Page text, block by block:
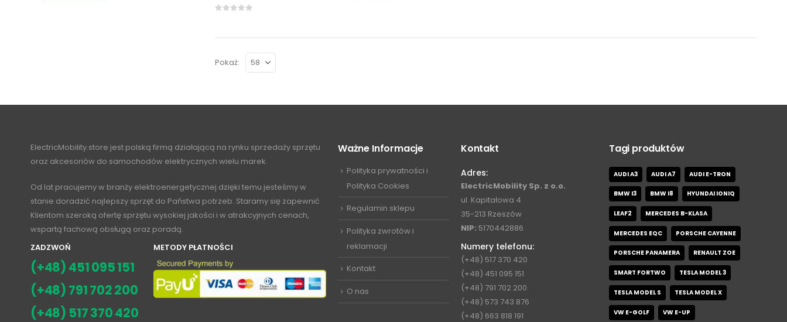
Pokaż:
ElectricMobility.store jest polską firmą działającą na rynku sprzedaży sprzętu
oraz akcesoriów do samochodów elektrycznych wielu marek.
Od lat pracujemy w branży elektroenergetycznej dzięki temu jesteśmy w
stanie doradzić najlepszy sprzęt do Państwa potrzeb. Staramy się zapewnić
Klientom szeroką ofertę sprzętu wysokiej jakości i w atrakcyjnych cenach,
wspartą fachową obsługą oraz poradą.
ZADZWOŃ
(+48) 451 095 151
(+48) 791 702 200
(+48) 517 370 420
METODY PŁATNOŚCI
Ważne Informacje
Polityka prywatności i
Polityka Cookies
Regulamin sklepu
Polityka zwrotów i
reklamacji
Kontakt
O nas
Kontakt
Adres:
ElectricMobility Sp. z o.o.
ul. Kapitałowa 4
35-213 Rzeszów
NIP: 5170442886
Numery telefonu:
(+48) 517 370 420
(+48) 451 095 151
(+48) 791 702 200
(+48) 573 743 876
(+48) 663 818 191
Tagi produktów
AUDI A3 AUDI A7 AUDI E-TRON
BMW I3 BMW I8 HYUNDAI IONIQ
LEAF2 MERCEDES B-KLASA
MERCEDES EQC PORSCHE CAYENNE
PORSCHE PANAMERA RENAULT ZOE
SMART FORTWO TESLA MODEL 3
TESLA MODEL S TESLA MODEL X
VW E-GOLF VW E-UP